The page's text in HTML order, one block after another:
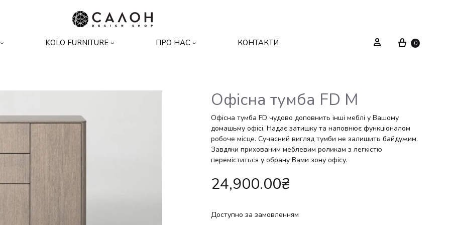
shop
меблі
Ліжка
Системи зберігання
Освітлення
Текстиль
Декор
Вуличні меблі
KOLO FURNITURE
Дивани
Ліжка
Тумбочки
Комоди
Системи зберігання
Стелажі
Дзеркала
Вішаки
ПРО НАС КОНТАКТИ Sign in Cart
0
Офісна тумба FD M
Офісна тумба FD чудово доповнить інші меблі у Вашому
домашьму офісі. Надає затишку та наповнює функціоналом
робоче місце. Сучасний вигляд тумби не залишить байдужим.
Завдяки прихованим меблевим роликам з легкістю
переміститься у обрану Вами зону офісу.
24,900.00₴
Доступно за замовленням